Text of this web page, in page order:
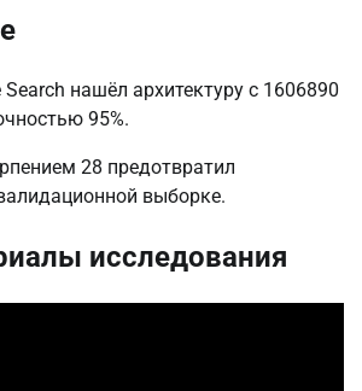
нашёл архитектуру с 1606890
95%.
28 предотвратил
выборке.
исследования